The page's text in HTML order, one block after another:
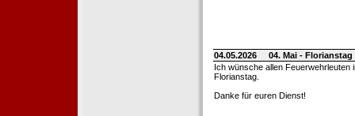
04.05.2026
04. Mai -
Ich wünsche allen Feuerwehrleuten
Florianstag.
Danke für euren Dienst!